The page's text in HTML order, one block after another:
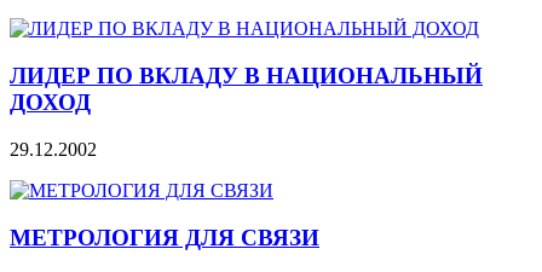
ЛИДЕР ПО ВКЛАДУ В НАЦИОНАЛЬНЫЙ
ДОХОД
29.12.2002
МЕТРОЛОГИЯ ДЛЯ СВЯЗИ